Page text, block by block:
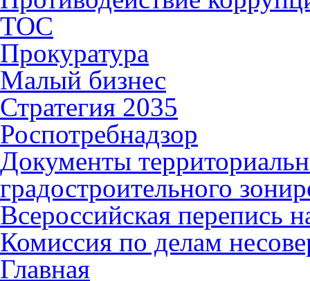
ТОС
Прокуратура
Малый бизнес
Стратегия 2035
Роспотребнадзор
Документы
градостроительного
Всероссийская перепись
Комиссия по делам
Главная